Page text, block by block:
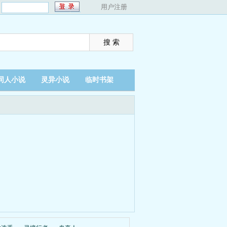
用户注册
人小说 灵异小说 临时书架